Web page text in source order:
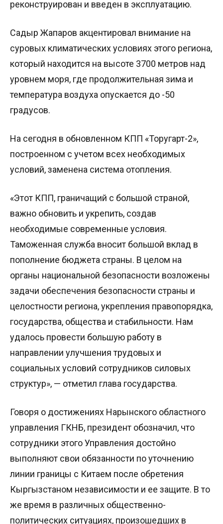
реконструирован и введен в эксплуатацию.
Садыр Жапаров акцентировал внимание на
суровых климатических условиях этого региона,
который находится на высоте 3700 метров над
уровнем моря, где продолжительная зима и
температура воздуха опускается до -50
градусов.
На сегодня в обновленном КПП «Торугарт-2»,
построенном с учетом всех необходимых
условий, заменена система отопления.
«Этот КПП, граничащий с большой страной,
важно обновить и укрепить, создав
необходимые современные условия.
Таможенная служба вносит большой вклад в
пополнение бюджета страны. В целом на
органы национальной безопасности возложены
задачи обеспечения безопасности страны и
целостности региона, укрепления правопорядка,
государства, общества и стабильности. Нам
удалось провести большую работу в
направлении улучшения трудовых и
социальных условий сотрудников силовых
структур», — отметил глава государства.
Говоря о достижениях Нарынского областного
управления ГКНБ, президент обозначил, что
сотрудники этого Управления достойно
выполняют свои обязанности по уточнению
линии границы с Китаем после обретения
Кыргызстаном независимости и ее защите. В то
же время в различных общественно-
политических ситуациях, произошедших в